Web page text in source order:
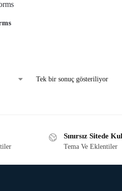
Tek bir sonuç gösteriliyor
Sınırsız Sitede
Tema Ve Eklentiler